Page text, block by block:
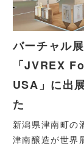
バーチャル
「JVREX
USA」に出
た
新潟県津南町の
津南醸造が世界